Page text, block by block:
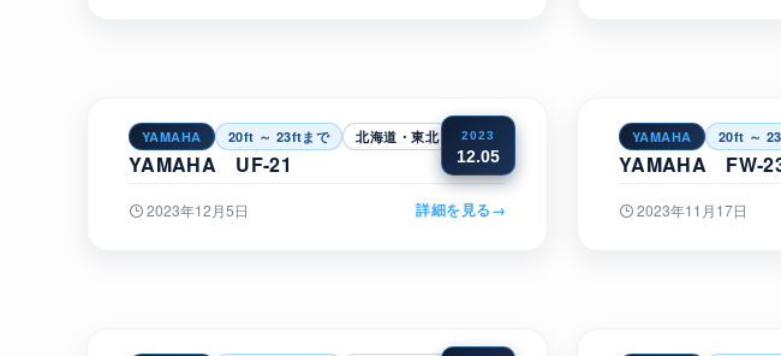
2023
12.05
YAMAHA 20ft ～ 23ftまで 北海道・東北
YAMAHA UF-21
2023年12月5日 詳細を見る→
YAMAHA 20ft ～
YAMAHA FW-
2023年11月17日